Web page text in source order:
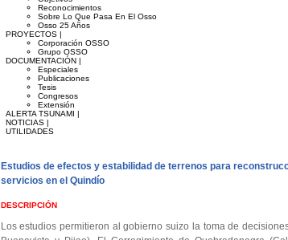
Reconocimientos
Sobre Lo Que Pasa En El Osso
Osso 25 Años
PROYECTOS |
Corporación OSSO
Grupo OSSO
DOCUMENTACIÓN |
Especiales
Publicaciones
Tesis
Congresos
Extensión
ALERTA TSUNAMI |
NOTICIAS |
UTILIDADES
Estudios de efectos y estabilidad de terrenos para
servicios en el Quindío
DESCRIPCIÓN
Los estudios permitieron al gobierno suizo la toma de